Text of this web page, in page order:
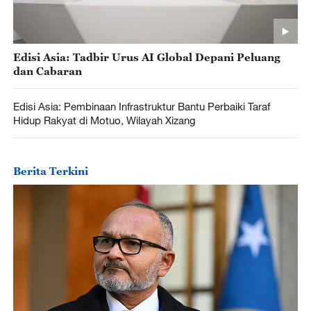
Edisi Asia: Tadbir Urus AI Global Depani Peluang
dan Cabaran
Edisi Asia: Pembinaan Infrastruktur Bantu Perbaiki Taraf
Hidup Rakyat di Motuo, Wilayah Xizang
Berita Terkini